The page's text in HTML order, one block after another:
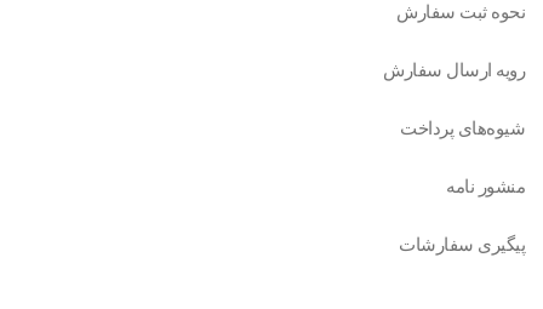
نحوه ثبت سفارش
رویه ارسال سفارش
شیوه‌های پرداخت
منشور نامه
پیگیری سفارشات